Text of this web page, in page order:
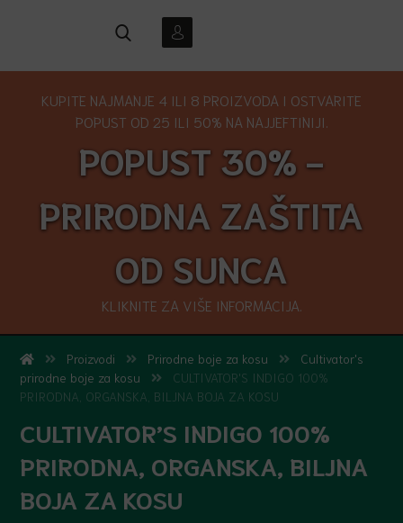
KUPITE NAJMANJE 4 ILI 8 PROIZVODA I OSTVARITE
POPUST OD 25 ILI 50% NA NAJJEFTINIJI.
POPUST 30% -
PRIRODNA ZAŠTITA
OD SUNCA
KLIKNITE ZA VIŠE INFORMACIJA.
Proizvodi Prirodne boje za kosu
Cultivator's
prirodne boje za kosu
CULTIVATOR'S INDIGO 100%
PRIRODNA, ORGANSKA, BILJNA BOJA ZA KOSU
CULTIVATOR’S INDIGO 100%
PRIRODNA, ORGANSKA, BILJNA
BOJA ZA KOSU